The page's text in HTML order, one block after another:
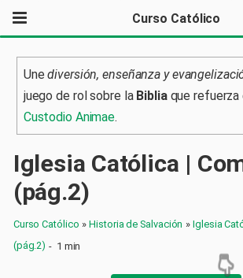
Curso Católico
Unediversión, enseñanza y
juego de rol sobre la Bibliaque refuerza
Custodio Animae.
Iglesia Católica |
(pág.2)
Curso Católico »Historia de Salvación »Iglesia
(pág.2) - 1 min